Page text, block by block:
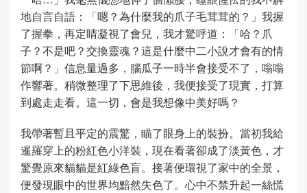
地自言自語：「嗯？為什麼我的爪子毛茸茸的？」我握
了握拳，再定睛凝視了會兒，我才驚呼道：「哈？爪
子？不是吧？交換靈魂？這是什麼中二小說才會有的情
節啊？」信息量過多，腦瓜子一時半會接受不了，嗡嗡
作響著。稍微整理了下思維後，我便接受了現實，打算
到處走走看。這一切，會是我想像中美好嗎？
我帶著暫且平定的震驚，瞄了眼身上的裝扮。當初我給
暹羅穿上的粉紅色小洋裝，現在看著卻成了淡黃色，才
驚覺原來貓貓是紅綠色盲。接著便環視了家中的全景，
便發現眼中的世界均黯然失色了。心中不禁升起一絲慌